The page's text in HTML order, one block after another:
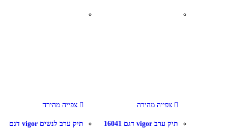
צפייה מהירה
תיק ערב vigor דגם 16041
צפייה מהירה
תיק ערב לנשים vigor דגם